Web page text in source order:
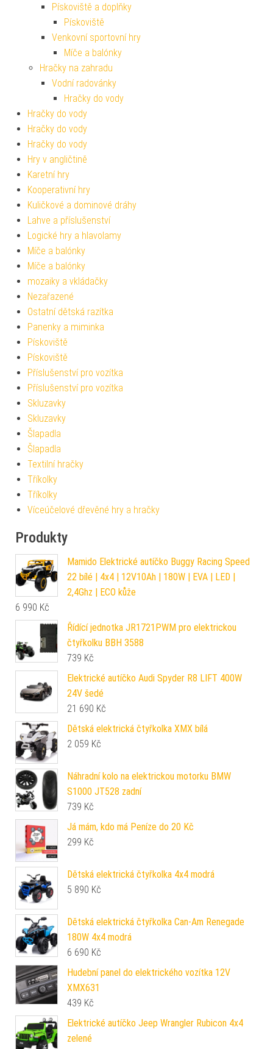
Pískoviště a doplňky
Pískoviště
Venkovní sportovní hry
Míče a balónky
Hračky na zahradu
Vodní radovánky
Hračky do vody
Hračky do vody
Hračky do vody
Hračky do vody
Hry v angličtině
Karetní hry
Kooperativní hry
Kuličkové a dominové dráhy
Lahve a příslušenství
Logické hry a hlavolamy
Míče a balónky
Míče a balónky
mozaiky a vkládačky
Nezařazené
Ostatní dětská razítka
Panenky a miminka
Pískoviště
Pískoviště
Příslušenství pro vozítka
Příslušenství pro vozítka
Skluzavky
Skluzavky
Šlapadla
Šlapadla
Textilní hračky
Tříkolky
Tříkolky
Víceúčelové dřevěné hry a hračky
Produkty
Mamido Elektrické autíčko Buggy Racing Speed
22 bílé | 4x4 | 12V10Ah | 180W | EVA | LED |
2,4Ghz | ECO kůže
6 990 Kč
Řídící jednotka JR1721PWM pro elektrickou
čtyřkolku BBH 3588
739 Kč
Elektrické autíčko Audi Spyder R8 LIFT 400W
24V šedé
21 690 Kč
Dětská elektrická čtyřkolka XMX bílá
2 059 Kč
Náhradní kolo na elektrickou motorku BMW
S1000 JT528 zadní
739 Kč
Já mám, kdo má Peníze do 20 Kč
299 Kč
Dětská elektrická čtyřkolka 4x4 modrá
5 890 Kč
Dětská elektrická čtyřkolka Can-Am Renegade
180W 4x4 modrá
6 690 Kč
Hudební panel do elektrického vozítka 12V
XMX631
439 Kč
Elektrické autíčko Jeep Wrangler Rubicon 4x4
zelené